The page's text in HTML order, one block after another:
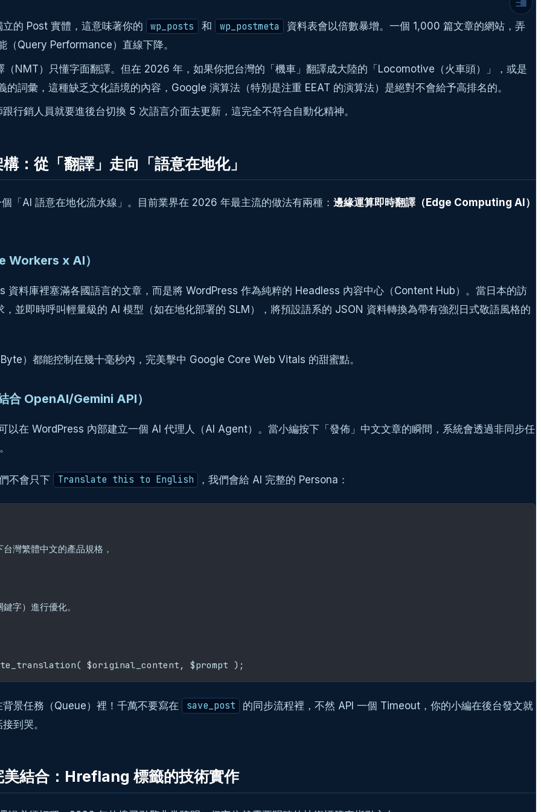
的 Post 實體，這意味著你的 wp_posts 和 wp_postmeta
資料表會以倍數暴增。一個 1,000 篇文章的網站，弄
Query Performance）直線下降。
NMT）只懂字面翻譯。但在 2026 年，如果你把台灣的「機車」翻譯成大陸的「Locomotive（火車頭）」，或是
詞彙，這種缺乏文化語境的內容，Google 演算法（特別是注重 EEAT 的演算法）是絕對不會給予高排名的。
行銷人員就要進後台切換 5 次語言介面去更新，這完全不符合自動化精神。
：從「翻譯」走向「語意在地化」
「AI 語意在地化流水線」。目前業界在 2026 年最主流的做法有兩種： 邊緣運算即時翻譯（Edge Computing AI）
Workers x AI）
資料庫裡塞滿各國語言的文章，而是將 WordPress 作為純粹的 Headless 內容中心（Content Hub）。當日本的訪
並即時呼叫輕量級的 AI 模型（如在地化部署的 SLM），將預設語系的 JSON 資料轉換為帶有強烈日式敬語風格的
）都能控制在幾十毫秒內，完美擊中 Google Core Web Vitals 的甜蜜點。
合 OpenAI/Gemini API）
以在 WordPress 內部建立一個 AI 代理人（AI Agent）。當小編按下「發佈」中文文章的瞬間，系統會透過非同步任
不會只下 Translate this to English ，我們會給 AI 完整的 Persona：
灣繁體中文的產品規格，
字）進行優化。
景任務（Queue）裡！千萬不要寫在 save_post
的同步流程裡，不然 API 一個 Timeout，你的小編在後台發文就
到哭。
美結合：Hreflang 標籤的技術實作
多語系 SEO（跨國 SEO）與 AI 的完美結
1. 絕對不可妥協的 Hreflang 標籤
總結：AI 不只是翻譯工具，而是你的「全球
延伸閱讀，為你的 AI 自動化架構補滿血：